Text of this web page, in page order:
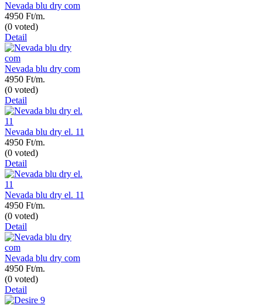
Nevada blu dry com
4950 Ft/m.
(0 voted)
Detail
Nevada blu dry com
4950 Ft/m.
(0 voted)
Detail
Nevada blu dry el. 11
4950 Ft/m.
(0 voted)
Detail
Nevada blu dry el. 11
4950 Ft/m.
(0 voted)
Detail
Nevada blu dry com
4950 Ft/m.
(0 voted)
Detail